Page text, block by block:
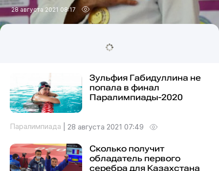
28 августа 2021 08:17
Зульфия Габидуллина не
попала в финал
Паралимпиады-2020
Паралимпиада 28 августа 2021 07:49
Сколько получит
обладатель первого
серебра для Казахстана